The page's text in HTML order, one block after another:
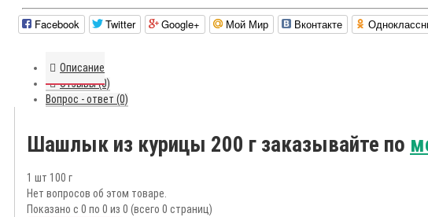
Facebook Twitter Google+ Мой Мир Вконтакте
Описание
Отзывы (0)
Вопрос - ответ (0)
Шашлык из курицы 200 г заказывайте по
1 шт 100 г
Нет вопросов об этом товаре.
Показано с 0 по 0 из 0 (всего 0 страниц)